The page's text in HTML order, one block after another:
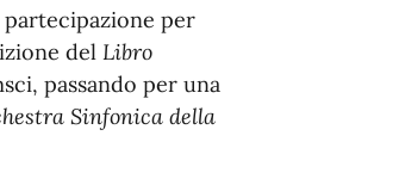
per
del Libro
passando per una
Sinfonica della